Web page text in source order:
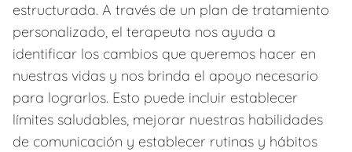
estructurada. A través de un plan de tratamiento
personalizado, el terapeuta nos ayuda a
identificar los cambios que queremos hacer en
nuestras vidas y nos brinda el apoyo necesario
para lograrlos. Esto puede incluir establecer
límites saludables, mejorar nuestras habilidades
de comunicación y establecer rutinas y hábitos